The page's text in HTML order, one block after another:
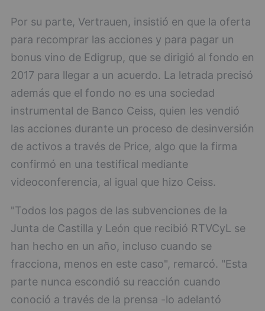
Por su parte, Vertrauen, insistió en que la oferta
para recomprar las acciones y para pagar un
bonus vino de Edigrup, que se dirigió al fondo en
2017 para llegar a un acuerdo. La letrada precisó
además que el fondo no es una sociedad
instrumental de Banco Ceiss, quien les vendió
las acciones durante un proceso de desinversión
de activos a través de Price, algo que la firma
confirmó en una testifical mediante
videoconferencia, al igual que hizo Ceiss.
"Todos los pagos de las subvenciones de la
Junta de Castilla y León que recibió RTVCyL se
han hecho en un año, incluso cuando se
fracciona, menos en este caso", remarcó. "Esta
parte nunca escondió su reacción cuando
conoció a través de la prensa -lo adelantó